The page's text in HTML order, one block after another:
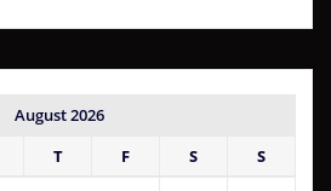
August 2026
T F S
S